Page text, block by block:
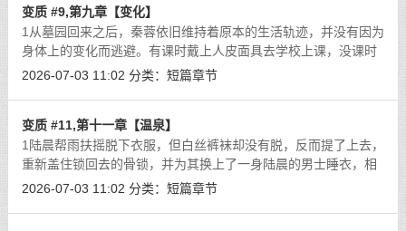
变质 #9,第九章【变化】
1从墓园回来之后，秦蓉依旧维持着原本的生活轨迹，并没有因为
身体上的变化而逃避。有课时戴上人皮面具去学校上课，没课时
在家看书，只是最近秦蓉始终不得安宁。女帝对她说的那些话让
2026-07-03 11:02 分类： 短篇章节
变质 #11,第十一章【温泉】
1陆晨帮雨扶摇脱下衣服，但白丝裤袜却没有脱，反而提了上去，
重新盖住锁回去的骨锁，并为其换上了一身陆晨的男士睡衣，相
对来说宽松很多的男士睡衣穿在雨扶摇的身上竟显得有些可爱。
2026-07-03 11:02 分类： 短篇章节